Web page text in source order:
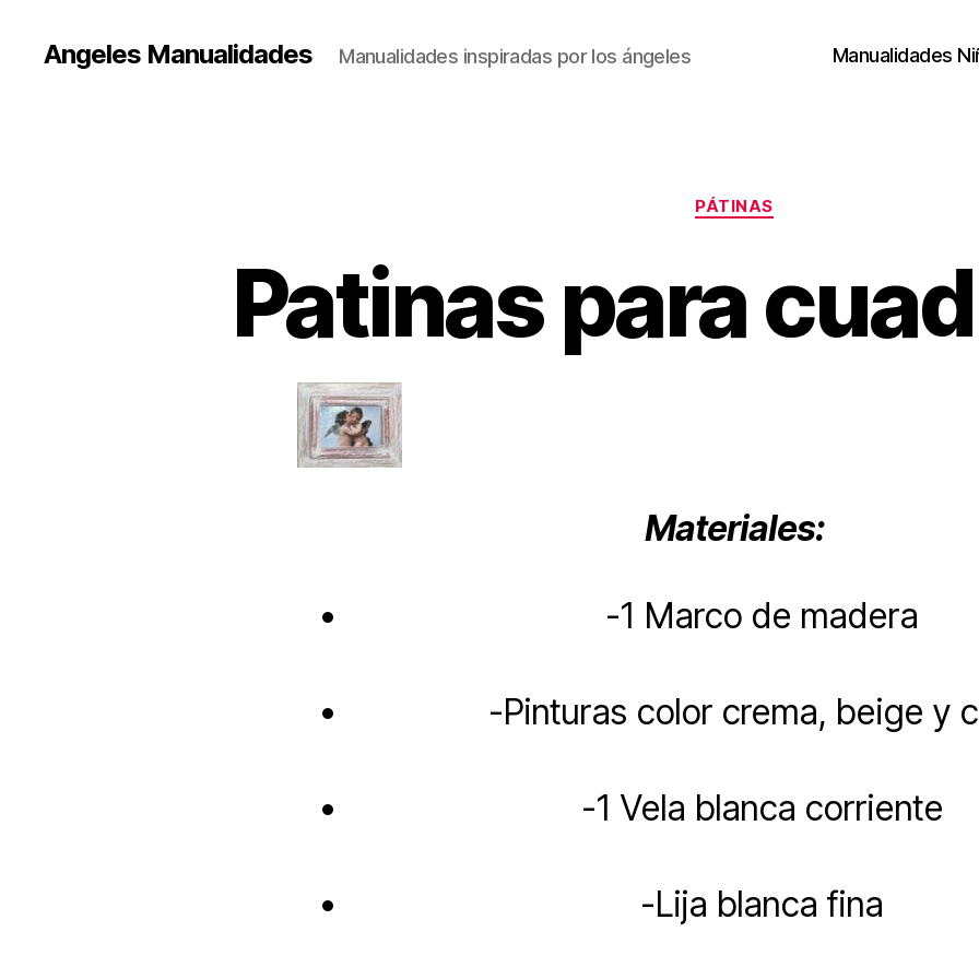
Angeles Manualidades Manualidades inspiradas por los ángeles Manualidades
Categorías
PÁTINAS
Patinas para
Materiales:
-1 Marco de madera
-Pinturas color crema, beige y
-1 Vela blanca corriente
-Lija blanca fina